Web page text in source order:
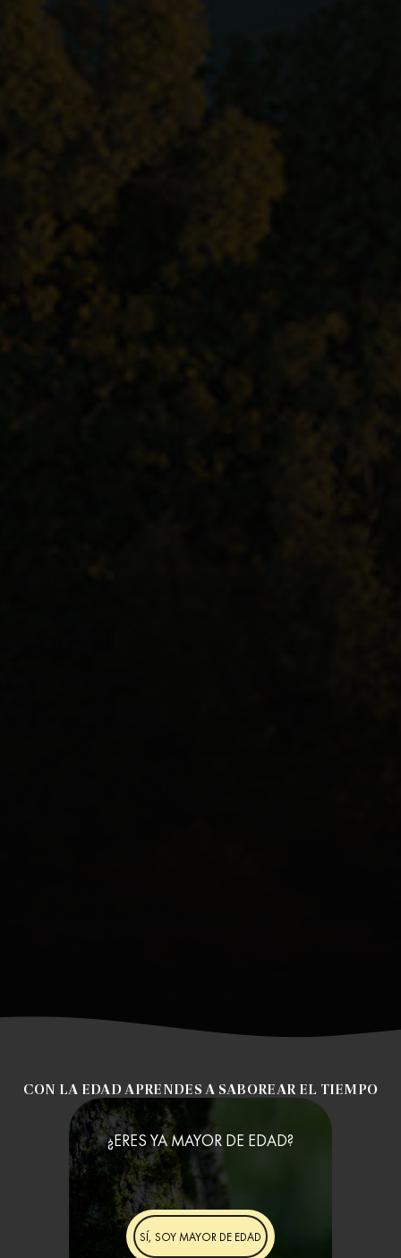
CON LA EDAD APRENDES A SABOREAR EL TIEMPO
¿ERES YA MAYOR DE EDAD?
SÍ, SOY MAYOR DE EDAD